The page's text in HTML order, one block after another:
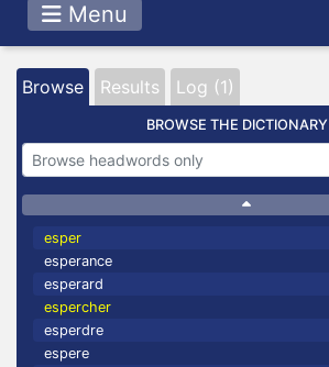
Menu
Browse Results Log (1)
BROWSE THE DICTIONARY
esper
esperance
esperard
espercher
esperdre
espere